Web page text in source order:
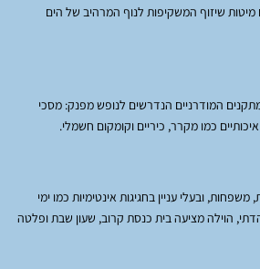
מיטות שיזוף המשקיפות לנוף המרהיב של הים
המודרניים הנדרשים לנופש מפנק: מסכי
ובעלי עניין בחגיגות אינטימיות כמו ימי
הוילה מציעה בית כנסת קרוב, שעון שבת ופלטה